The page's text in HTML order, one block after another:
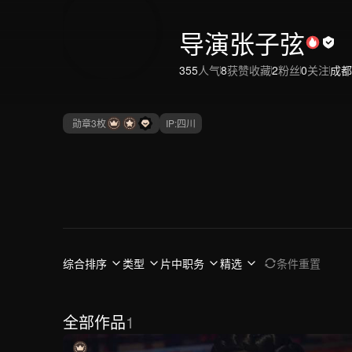
导演张子弦
355人气8获赞收藏2粉丝0关注成都
勋章3枚 IP:四川
综合排序 类型 片中职务 精选 条件重置
全部作品1